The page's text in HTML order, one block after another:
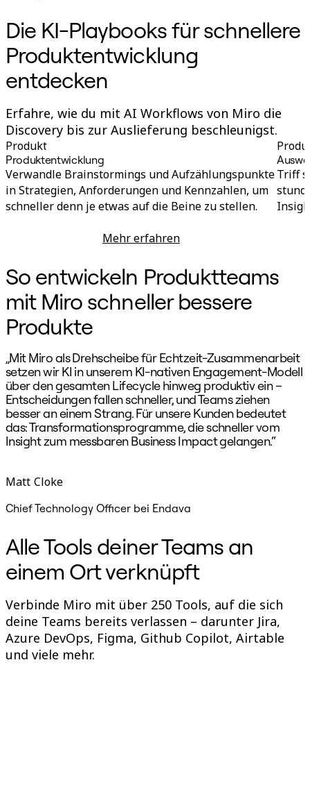
Die KI-Playbooks für schnellere
Produktentwicklung
entdecken
Erfahre, wie du mit AI Workflows von Miro die
Discovery bis zur Auslieferung beschleunigst.
Produkt
Produktentwicklung
Verwandle Brainstormings und Aufzählungspunkte
in Strategien, Anforderungen und Kennzahlen, um
schneller denn je etwas auf die Beine zu stellen.
Mehr erfahrenProduktentwicklung
Triff
So entwickeln Produktteams
mit Miro schneller bessere
Produkte
„Mit Miro als Drehscheibe für Echtzeit-Zusammenarbeit
setzen wir KI in unserem KI-nativen Engagement-Modell
über den gesamten Lifecycle hinweg produktiv ein –
Entscheidungen fallen schneller, und Teams ziehen
besser an einem Strang. Für unsere Kunden bedeutet
das: Transformationsprogramme, die schneller vom
Insight zum messbaren Business Impact gelangen.“
Matt Cloke
Chief Technology Officer bei Endava
Alle Tools deiner Teams an
einem Ort verknüpft
Verbinde Miro mit über 250 Tools, auf die sich
deine Teams bereits verlassen – darunter Jira,
Azure DevOps, Figma, Github Copilot, Airtable
und viele mehr.